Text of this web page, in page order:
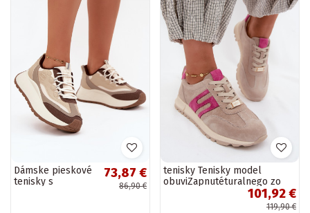
Dámske pieskové
tenisky s
73,87 €
86,90 €
tenisky Tenisky model
obuviZapnutéturalnego zo
semišuu Dámske béžová101,92 €
119,90 €